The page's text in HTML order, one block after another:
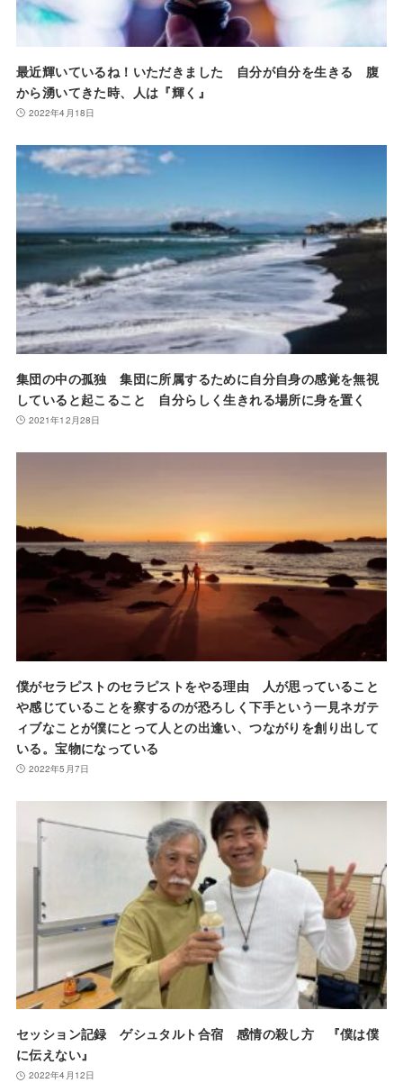
最近輝いているね！いただきました 自分が自分を生きる 腹
から湧いてきた時、人は『輝く』
2022年4月18日
集団の中の孤独 集団に所属するために自分自身の感覚を無視
していると起こること 自分らしく生きれる場所に身を置く
2021年12月28日
僕がセラピストのセラピストをやる理由 人が思っていること
や感じていることを察するのが恐ろしく下手という一見ネガテ
ィブなことが僕にとって人との出逢い、つながりを創り出して
いる。宝物になっている
2022年5月7日
セッション記録 ゲシュタルト合宿 感情の殺し方 『僕は僕
に伝えない』
2022年4月12日